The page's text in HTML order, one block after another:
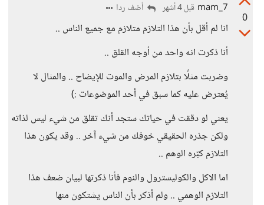
0
mam_7 قبل 4 أشهر أضف ردا
انا لم أقل بأن هذا التلازم متلازم مع جميع الناس ..
أنا ذكرت انه واحد من أوجه القلق ..
وضربت مثلًا بتلازم المرض والموت للإيضاح .. والمثال لا
يُعترض عليه كما سبق في أحد الموضوعات :)
يعني لو دققت في حياتك ستجد أنك تقلق من شيء ليس لذاته
ولكن جذره الحقيقي خوفك من شيء آخر .. وقد يكون هذا
التلازم كبّره الوهم ..
اما الاكل والكوليسترول والنوم فأنا ذكرتها لبيان ضعف هذا
التلازم الوهمي .. ولم أذكر بأن الناس يشتكون منها